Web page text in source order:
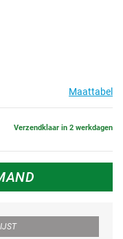
Maattabel
Verzendklaar in 2 werkdagen